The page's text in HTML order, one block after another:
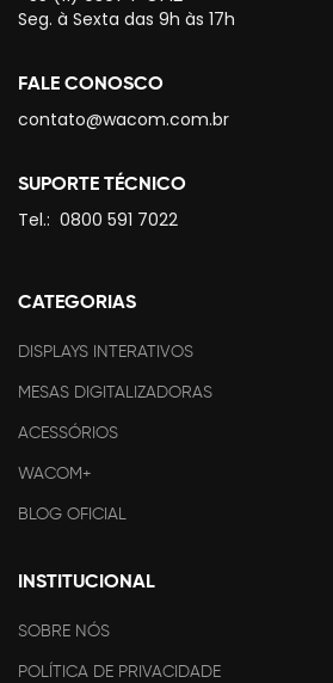
Seg. à Sexta das 9h às 17h
FALE CONOSCO
contato@wacom.com.br
SUPORTE TÉCNICO
Tel.: 0800 591 7022
CATEGORIAS
DISPLAYS INTERATIVOS
MESAS DIGITALIZADORAS
ACESSÓRIOS
WACOM+
BLOG OFICIAL
INSTITUCIONAL
SOBRE NÓS
POLÍTICA DE PRIVACIDADE